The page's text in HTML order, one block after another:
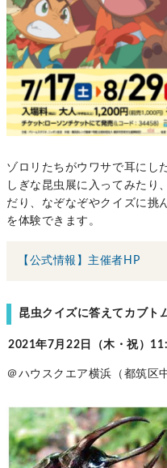
ゾロリたちがウワサで耳にし
しぎな昆虫展に入ってみたり
だり、なぞなぞやクイズに挑
を体験できます。
【公式情報】主催者HP
昆虫クイズに答えてカブト
2021年7月22日（木・祝）
＠ハウスクエア横浜（都筑区